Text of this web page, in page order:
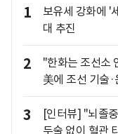
1
보유세 강화에 '
대 추진
2
"한화는 조선소
美에 조선 기술
3
[인터뷰] "뇌졸
두술 없이 혈관